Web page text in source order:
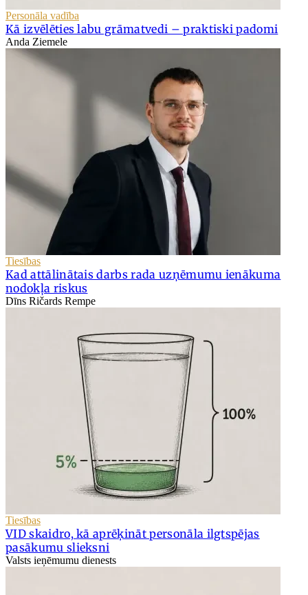
Personāla vadība
Kā izvēlēties labu grāmatvedi – praktiski padomi
Anda Ziemele
Tiesības
Kad attālinātais darbs rada uzņēmumu ienākuma
nodokļa riskus
Dīns Ričards Rempe
Tiesības
VID skaidro, kā aprēķināt personāla ilgtspējas
pasākumu slieksni
Valsts ieņēmumu dienests